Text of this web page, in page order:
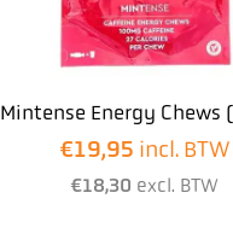
Mintense Energy Chews
€19,95 incl. BTW
€18,30 excl. BTW